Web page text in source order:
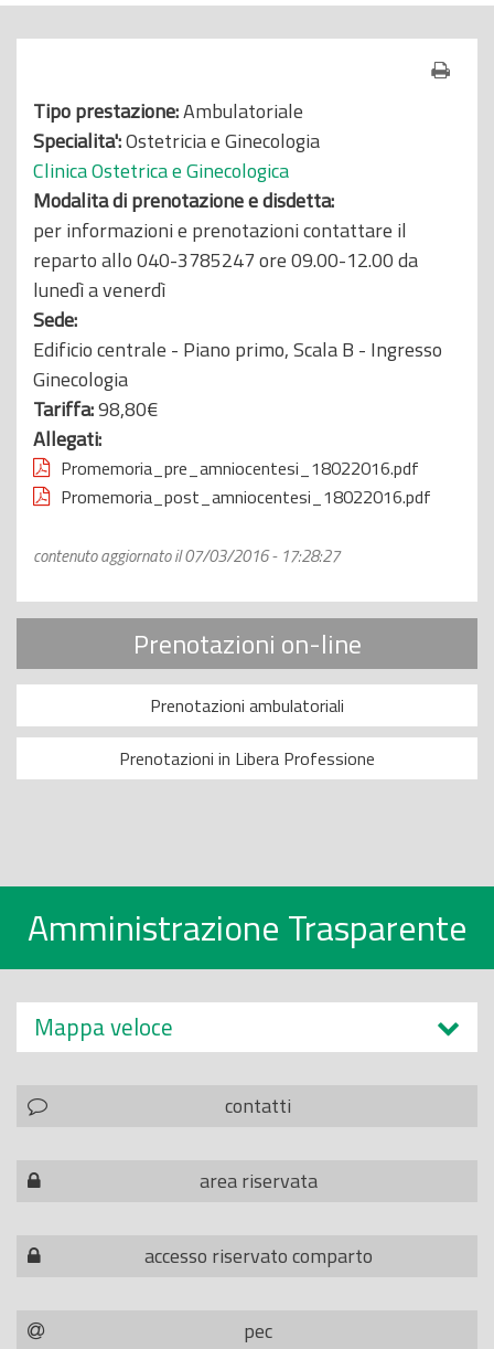
Tipo prestazione:Ambulatoriale
Specialita':Ostetricia e Ginecologia
Clinica Ostetrica e Ginecologica
Modalita di prenotazione e disdetta:
per informazioni e prenotazioni contattare il
reparto allo 040-3785247 ore 09.00-12.00 da
lunedì a venerdì
Sede:
Edificio centrale - Piano primo, Scala B - Ingresso
Ginecologia
Tariffa:98,80€
Allegati:
Promemoria_pre_amniocentesi_18022016.pdf
Promemoria_post_amniocentesi_18022016.pdf
contenuto aggiornato il 07/03/2016 - 17:28:27
Prenotazioni on-line
Prenotazioni ambulatoriali
Prenotazioni in Libera Professione
Amministrazione Trasparente
Mappa veloce
contatti
area riservata
accesso riservato comparto
pec